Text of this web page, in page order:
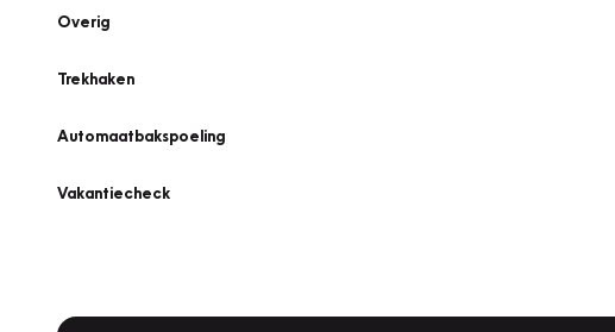
Overig
Trekhaken
Automaatbakspoeling
Vakantiecheck